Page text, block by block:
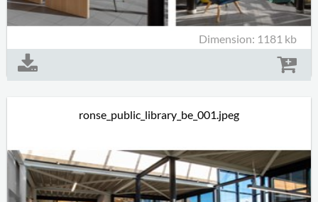
Dimension: 1181 kb
ronse_public_library_be_001.jpeg